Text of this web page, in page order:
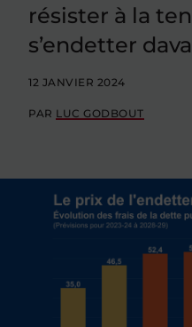
résister à la
s’endetter
12 JANVIER 2024
PAR LUC GODBOUT